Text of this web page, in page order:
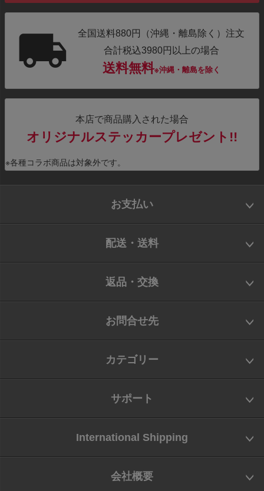
全国送料880円（沖縄・離島除く）注文
合計税込3980円以上の場合
送料無料※沖縄・離島を除く
本店で商品購入された場合
オリジナルステッカープレゼント!!
※各種コラボ商品は対象外です。
お支払い
配送・送料
返品・交換
お問合せ先
カテゴリー
サポート
International Shipping
会社概要